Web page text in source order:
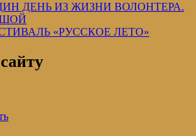
ДЕНЬ ИЗ ЖИЗНИ ВОЛОНТЕРА.
«РУССКОЕ ЛЕТО»